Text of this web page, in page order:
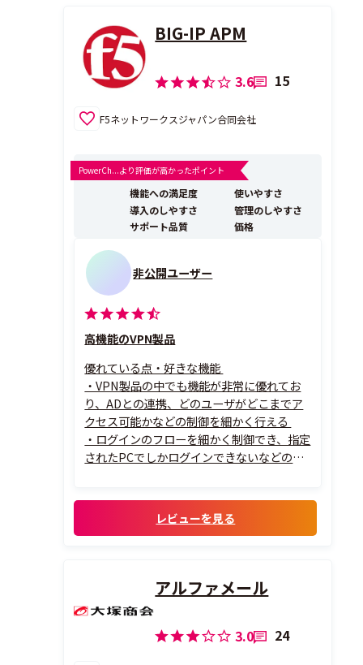
BIG-IP APM
3.6 15
F5ネットワークスジャパン合同会社
PowerCh...より評価が高かったポイント
機能への満足度
使いやすさ
導入のしやすさ
管理のしやすさ
サポート品質
価格
非公開ユーザー
高機能のVPN製品
優れている点・好きな機能
・VPN製品の中でも機能が非常に優れてお
り、ADとの連携、どのユーザがどこまでア
クセス可能かなどの制御を細かく行える
・ログインのフローを細かく制御でき、指定
されたPCでしかログインできないなどの制
G-IP APMに振り分けることができ、負荷分
散及び障害時の振り分け変更も
レビューを見る
アルファメール
3.0 24